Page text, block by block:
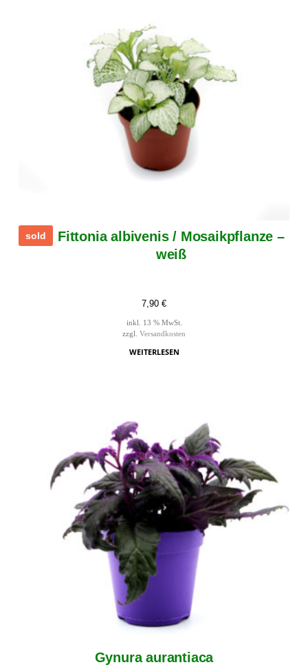
sold
Fittonia albivenis / Mosaikpflanze –
weiß
7,90 €
inkl. 13 % MwSt.
zzgl. Versandkosten
WEITERLESEN
Gynura aurantiaca